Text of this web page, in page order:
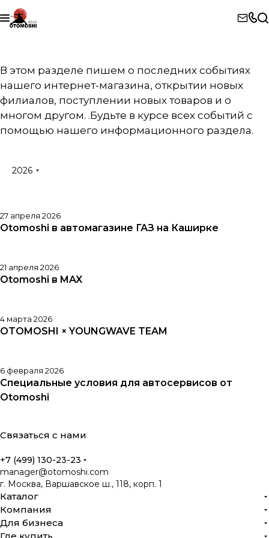
В этом разделе пишем о последних событиях
нашего интернет-магазина, открытии новых
филиалов, поступлении новых товаров и о
многом другом. .Будьте в курсе всех событий с
помощью нашего информационного раздела.
2026
27 апреля 2026
Otomoshi в автомагазине ГАЗ на Каширке
21 апреля 2026
Otomoshi в MAX
4 марта 2026
OTOMOSHI × YOUNGWAVE TEAM
6 февраля 2026
Специальные условия для автосервисов от
Otomoshi
Связаться с нами
+7 (499) 130-23-23
manager@otomoshi.com
г. Москва, Варшавское ш., 118, корп. 1
Каталог
Компания
Для бизнеса